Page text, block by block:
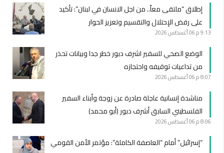
إطلاق “ملتقى معاً.. من اجل الانسان في لبنان”: تأكيد
على رفض الإحتلال والتقسيم وتعزيز الحوار
9:13 م 06 أغسطس 2026
الوضع الصحي للسفير اشرف دبور خطر جدا وبيانات تحذر
من تداعيات توقيفه واحتجازه
8:07 م 06 أغسطس 2026
مناشدة إنسانية عاجلة صادرة عن زوجة وأبناء السفير
الفلسطيني السابق أشرف دبور (أبو محمد)
8:06 م 06 أغسطس 2026
“إسرائيل” أمام “العاصفة الكاملة”: مؤتمر الأمن القومي